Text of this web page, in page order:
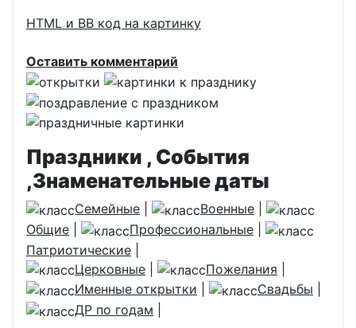
HTML и BB код на картинку
Оставить комментарий
Праздники , События
,Знаменательные даты
Семейные Военные
Общие
Профессиональные
Патриотические
Церковные
Пожелания
Именные открытки
Свадьбы
ДР по годам